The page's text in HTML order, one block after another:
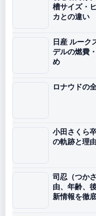
槽サイズ・
カとの違い
日産 ルーク
デルの燃費
め
ロナウドの
小田さくら
の軌跡と理
司忍（つか
由、年齢、
新情報を徹